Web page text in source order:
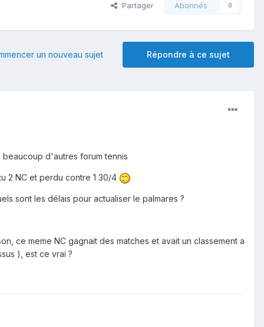
Partager Abonnés 0
Répondre à ce sujet
un nouveau sujet
d'autres forum tennis
2 NC et perdu contre 1 30/4
sont les délais pour actualiser le palmares ?
ce meme NC gagnait des matches et avait un classement a
), est ce vrai ?